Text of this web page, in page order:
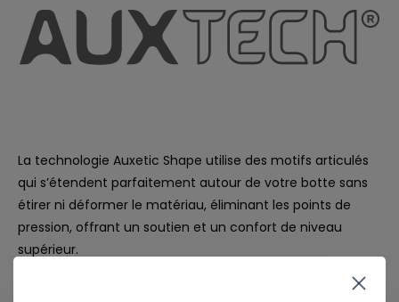
La technologie Auxetic Shape utilise des motifs articulés
qui s’étendent parfaitement autour de votre botte sans
étirer ni déformer le matériau, éliminant les points de
pression, offrant un soutien et un confort de niveau
supérieur.